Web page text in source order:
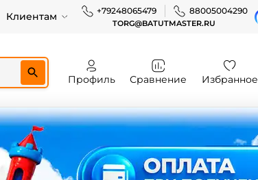
Клиентам +79248065479 88005004290
TORG@BATUTMASTER.RU
Профиль Сравнение Избранное